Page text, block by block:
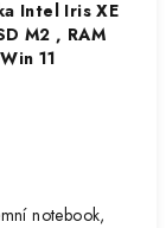
Intel Iris XE
M2 , RAM
11
notebook,